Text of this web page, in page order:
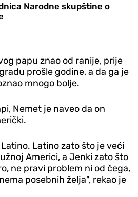
Narodne skupštine o
papu znao od ranije, prije
prošle godine, a da ga je
mnogo bolje.
Nemet je naveo da on
Latino zato što je veći
Americi, a Jenki zato što
ne pravi problem ni od čega,
posebnih želja", rekao je